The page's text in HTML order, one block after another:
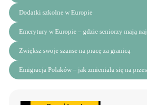
Dodatki szkolne w Europie
Emerytury w Europie – gdzie seniorzy mają
Zwiększ swoje szanse na pracę za granicą
Emigracja Polaków – jak zmieniała się na